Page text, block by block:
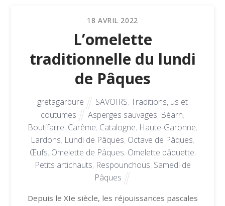
18 AVRIL 2022
L’omelette
traditionnelle du lundi
de Pâques
gretagarbure SAVOIRS, Traditions, us et
coutumes
Asperges sauvages, Béarn,
Boutifarre, Carême, Catalogne, Haute-Garonne,
Lardons, Lundi de Pâques, Octave de Pâques,
Œufs, Omelette de Pâques, Omelette pâquette,
Petits artichauts, Respounchous, Samedi de
Pâques
Depuis le XIe siècle, les réjouissances pascales